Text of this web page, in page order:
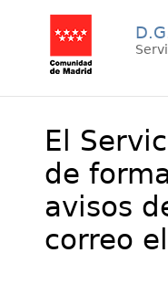
El
de
avisos
correo